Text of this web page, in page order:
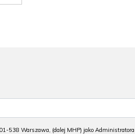
538 Warszawa, (dalej MHP) jako Administratora